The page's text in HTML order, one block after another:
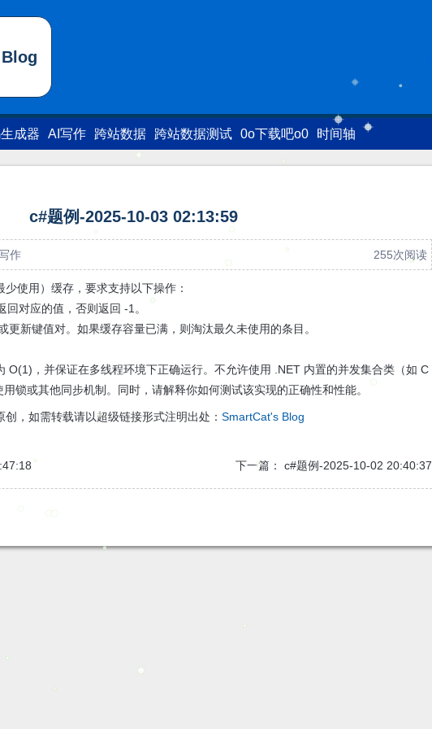
成器 AI写作 跨站数据 跨站数据测试 0o下载吧o0 时间轴
c#题例-2025-10-03 02:13:59
作 255次阅读
使用）缓存，要求支持以下操作：
对应的值，否则返回 -1。
新键值对。如果缓存容量已满，则淘汰最久未使用的条目。
O(1)，并保证在多线程环境下正确运行。不允许使用 .NET 内置的并发集合类（如 C
锁或其他同步机制。同时，请解释你如何测试该实现的正确性和性能。
创，如需转载请以超级链接形式注明出处：SmartCat's Blog
下一篇： c#题例-2025-10-02 20:40:37